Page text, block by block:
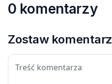
0 komentarzy
Zostaw komentarz